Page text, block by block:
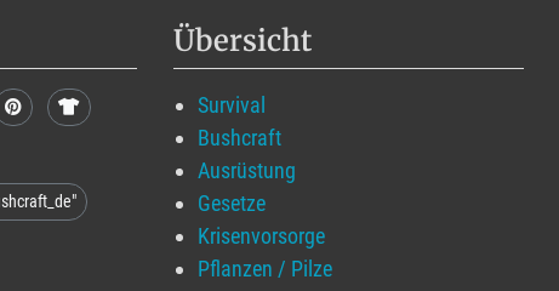
Übersicht
Survival
Bushcraft
Ausrüstung
Gesetze
Krisenvorsorge
Pflanzen / Pilze